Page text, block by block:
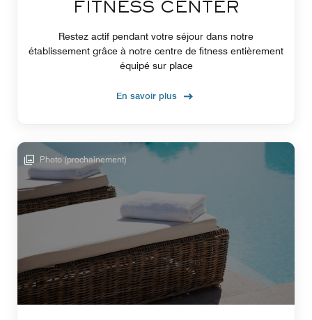
FITNESS CENTER
Restez actif pendant votre séjour dans notre
établissement grâce à notre centre de fitness entièrement
équipé sur place
En savoir plus
Photo (prochainement)